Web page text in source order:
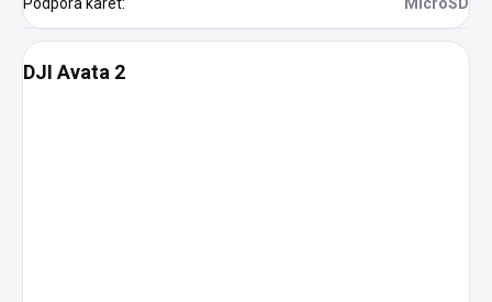
Podpora karet: MicroSD
DJI Avata 2